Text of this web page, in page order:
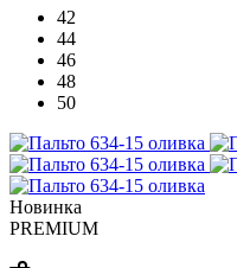
42
44
46
48
50
Новинка
PREMIUM